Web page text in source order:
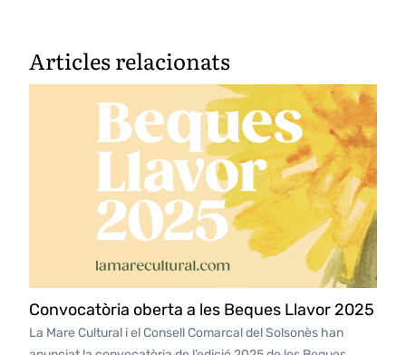
Articles relacionats
Convocatòria oberta a les Beques Llavor 2025
La Mare Cultural i el Consell Comarcal del Solsonès han